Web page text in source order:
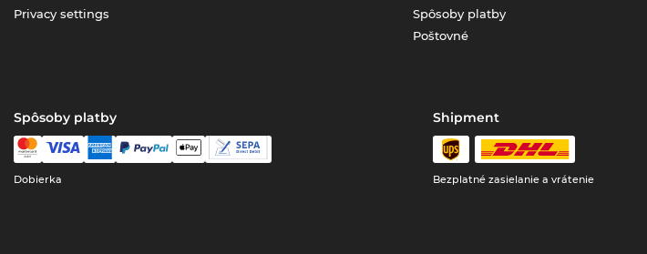
Privacy settings
Spôsoby platby
Poštovné
Spôsoby platby
Dobierka
Shipment
Bezplatné zasielanie a vrátenie